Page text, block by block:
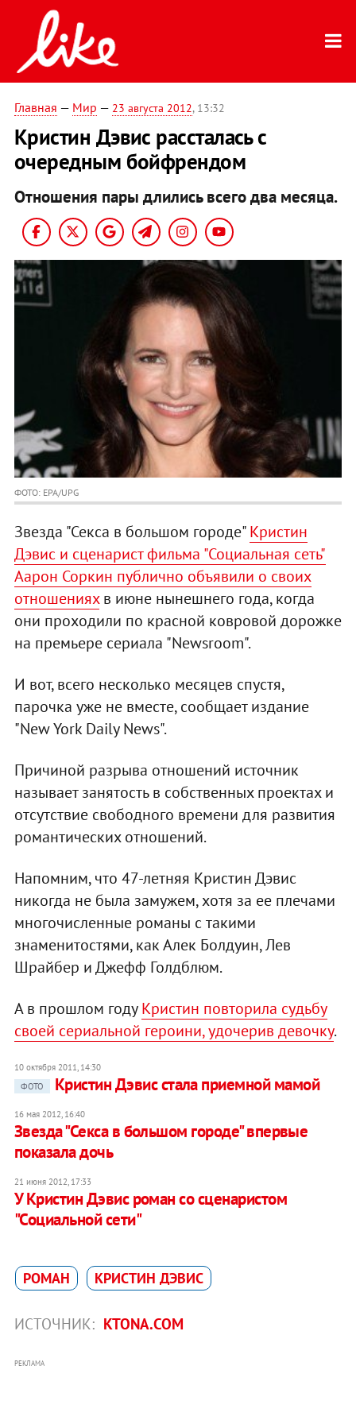
Главная — Мир — 23 августа 2012, 13:32
Кристин Дэвис рассталась с
очередным бойфрендом
Отношения пары длились всего два месяца.
ФОТО: EPA/UPG
Звезда "Секса в большом городе"Кристин
Дэвис и сценарист фильма "Социальная сеть"
Аарон Соркин публично объявили о своих
отношенияхв июне нынешнего года, когда
они проходили по красной ковровой дорожке
на премьере сериала "Newsroom".
И вот, всего несколько месяцев спустя,
парочка уже не вместе, сообщает издание
"New York Daily News".
Причиной разрыва отношений источник
называет занятость в собственных проектах и
отсутствие свободного времени для развития
романтических отношений.
Напомним, что 47-летняя Кристин Дэвис
никогда не была замужем, хотя за ее плечами
многочисленные романы с такими
знаменитостями, как Алек Болдуин, Лев
Шрайбер и Джефф Голдблюм.
А в прошлом годуКристин повторила судьбу
своей сериальной героини, удочерив девочку.
10 октября 2011, 14:30
ФОТО
Кристин Дэвис стала приемной мамой
16 мая 2012, 16:40
Звезда "Секса в большом городе" впервые
показала дочь
21 июня 2012, 17:33
У Кристин Дэвис роман со сценаристом
"Социальной сети"
РОМАН КРИСТИН ДЭВИС
ИСТОЧНИК: KTONA.COM
РЕКЛАМА